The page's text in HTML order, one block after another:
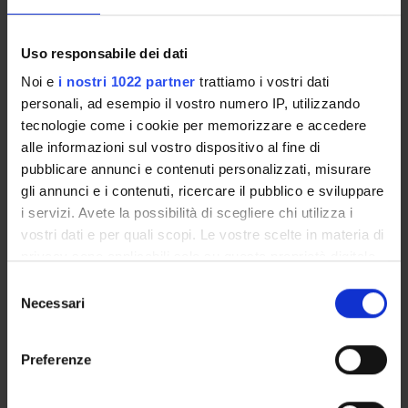
Uso responsabile dei dati
Noi e i nostri 1022 partner trattiamo i vostri dati
personali, ad esempio il vostro numero IP, utilizzando
tecnologie come i cookie per memorizzare e accedere
alle informazioni sul vostro dispositivo al fine di
pubblicare annunci e contenuti personalizzati, misurare
gli annunci e i contenuti, ricercare il pubblico e sviluppare
i servizi. Avete la possibilità di scegliere chi utilizza i
vostri dati e per quali scopi. Le vostre scelte in materia di
modificare o revocare il proprio consenso in qualsiasi
momento dalla Dichiarazione sui cookie o facendo clic
delNecessari
Preferenze
PARTECIPANTI AL PROGETTO
Riccardo Bonadonna
Professore ordinario
Alessandro Lechi
Cultore della materia
Michele Muggeo
Nicolo' Rizzuto
Endocrinologia, Diabetologia e Metabolismo Medicina